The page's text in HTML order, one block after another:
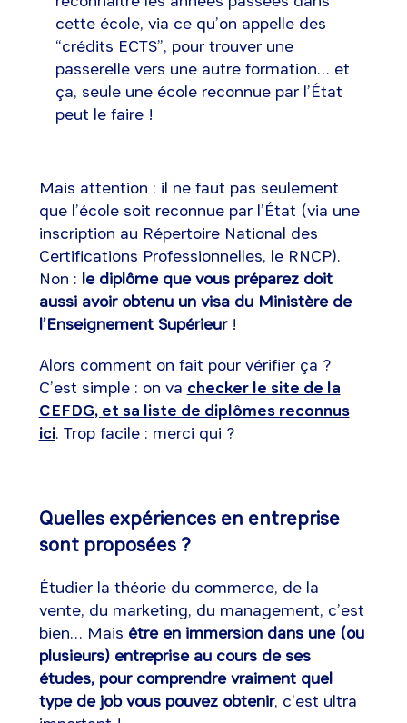
cette école, via ce qu’on appelle des
“crédits ECTS”, pour trouver une
passerelle vers une autre formation… et
ça, seule une école reconnue par l’État
peut le faire !
Mais attention : il ne faut pas seulement
que l’école soit reconnue par l’État (via une
inscription au Répertoire National des
Certifications Professionnelles, le RNCP).
Non : le diplôme que vous préparez doit
aussi avoir obtenu un visa du Ministère de
l’Enseignement Supérieur!
Alors comment on fait pour vérifier ça ?
C’est simple : on va checker le site de la
CEFDG, et sa liste de diplômes reconnus
ici. Trop facile : merci qui ?
Quelles expériences en entreprise
sont proposées ?
Étudier la théorie du commerce, de la
vente, du marketing, du management, c’est
bien… Mais être en immersion dans une (ou
plusieurs) entreprise au cours de ses
études, pour comprendre vraiment quel
type de job vous pouvez obtenir, c’est ultra